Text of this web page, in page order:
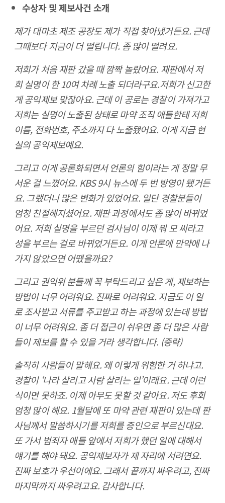
수상자 및 제보사건 소개
제가 대마초 제조 공장도 제가 직접 찾아냈거든요. 근데
그때보다 지금이 더 떨립니다. 좀 많이 떨려요.
저희가 처음 재판 갔을 때 깜짝 놀랐어요. 재판에서 저
희 실명이 한 10여 차례 노출 되더라구요.저희가 신고한
게 공익제보 맞잖아요. 근데 이 공로는 경찰이 가져가고
저희는 실명이 노출된 상태로 마약 조직 애들한테 저희
이름, 전화번호, 주소까지 다 노출됐어요. 이게 지금 현
실의 공익제보예요.
그리고 이게 공론화되면서 언론의 힘이라는 게 정말 무
서운 걸 느꼈어요. KBS 9시 뉴스에 두 번 방영이 됐거든
요. 그랬더니 많은 변화가 있었어요. 일단 경찰분들이
엄청 친절해지셨어요. 재판 과정에서도 좀 많이 바뀌었
어요. 저희 실명을 부르던 검사님이 이제 뭐 모 씨라고
성을 부르는 걸로 바뀌었거든요. 이게 언론에 만약에 나
가지 않았으면 어땠을까요?
그리고 권익위 분들께 꼭 부탁드리고 싶은 게, 제보하는
방법이 너무 어려워요. 진짜로 어려워요. 지금도 이 일
로 조사받고 서류를 주고받고 하는 과정에 있는데 방법
이 너무 어려워요. 좀 더 접근이 쉬우면 좀 더 많은 사람
들이 제보를 할 수 있을 거라 생각합니다. (중략)
솔직히 사람들이 말해요. 왜 이렇게 위험한 거 하냐고.
경찰이 ‘나라 살리고 사람 살리는 일’이래요. 근데 이런
식이면 못하죠. 이제 아무도 못할 것 같아요. 저도 후회
엄청 많이 해요. 1월달에 또 마약 관련 재판이 있는데 판
사님께서 말씀하시기를 저희를 증인으로 부르신대요.
또 가서 범죄자 애들 앞에서 저희가 했던 일에 대해서
얘기를 해야 돼요. 공익제보자가 제 자리에 서려면요.
진짜 보호가 우선이에요. 그래서 끝까지 싸우려고, 진짜
마지막까지 싸우려고요. 감사합니다.